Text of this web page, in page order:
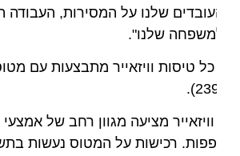
שלנו".
מציעה מגוון רחב של אמצעי
רכישות על המטוס נעשות